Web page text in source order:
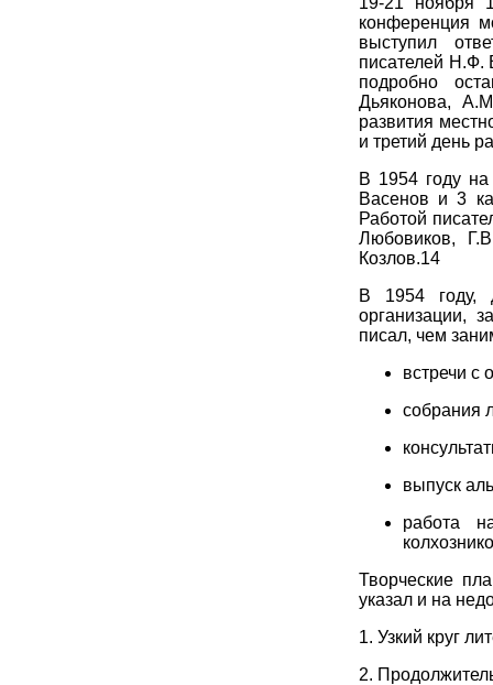
конференция
выступил
писателей Н.Ф.
подробно
Дьяконова,
развития
и третий день
В 1954 году
Васенов и 3
Работой
Любовиков,
Козлов.14
В 1954 году,
организации,
писал, чем
встречи с
собрания
выпуск
работа
Творческие
указал и на
1. Узкий круг
2.